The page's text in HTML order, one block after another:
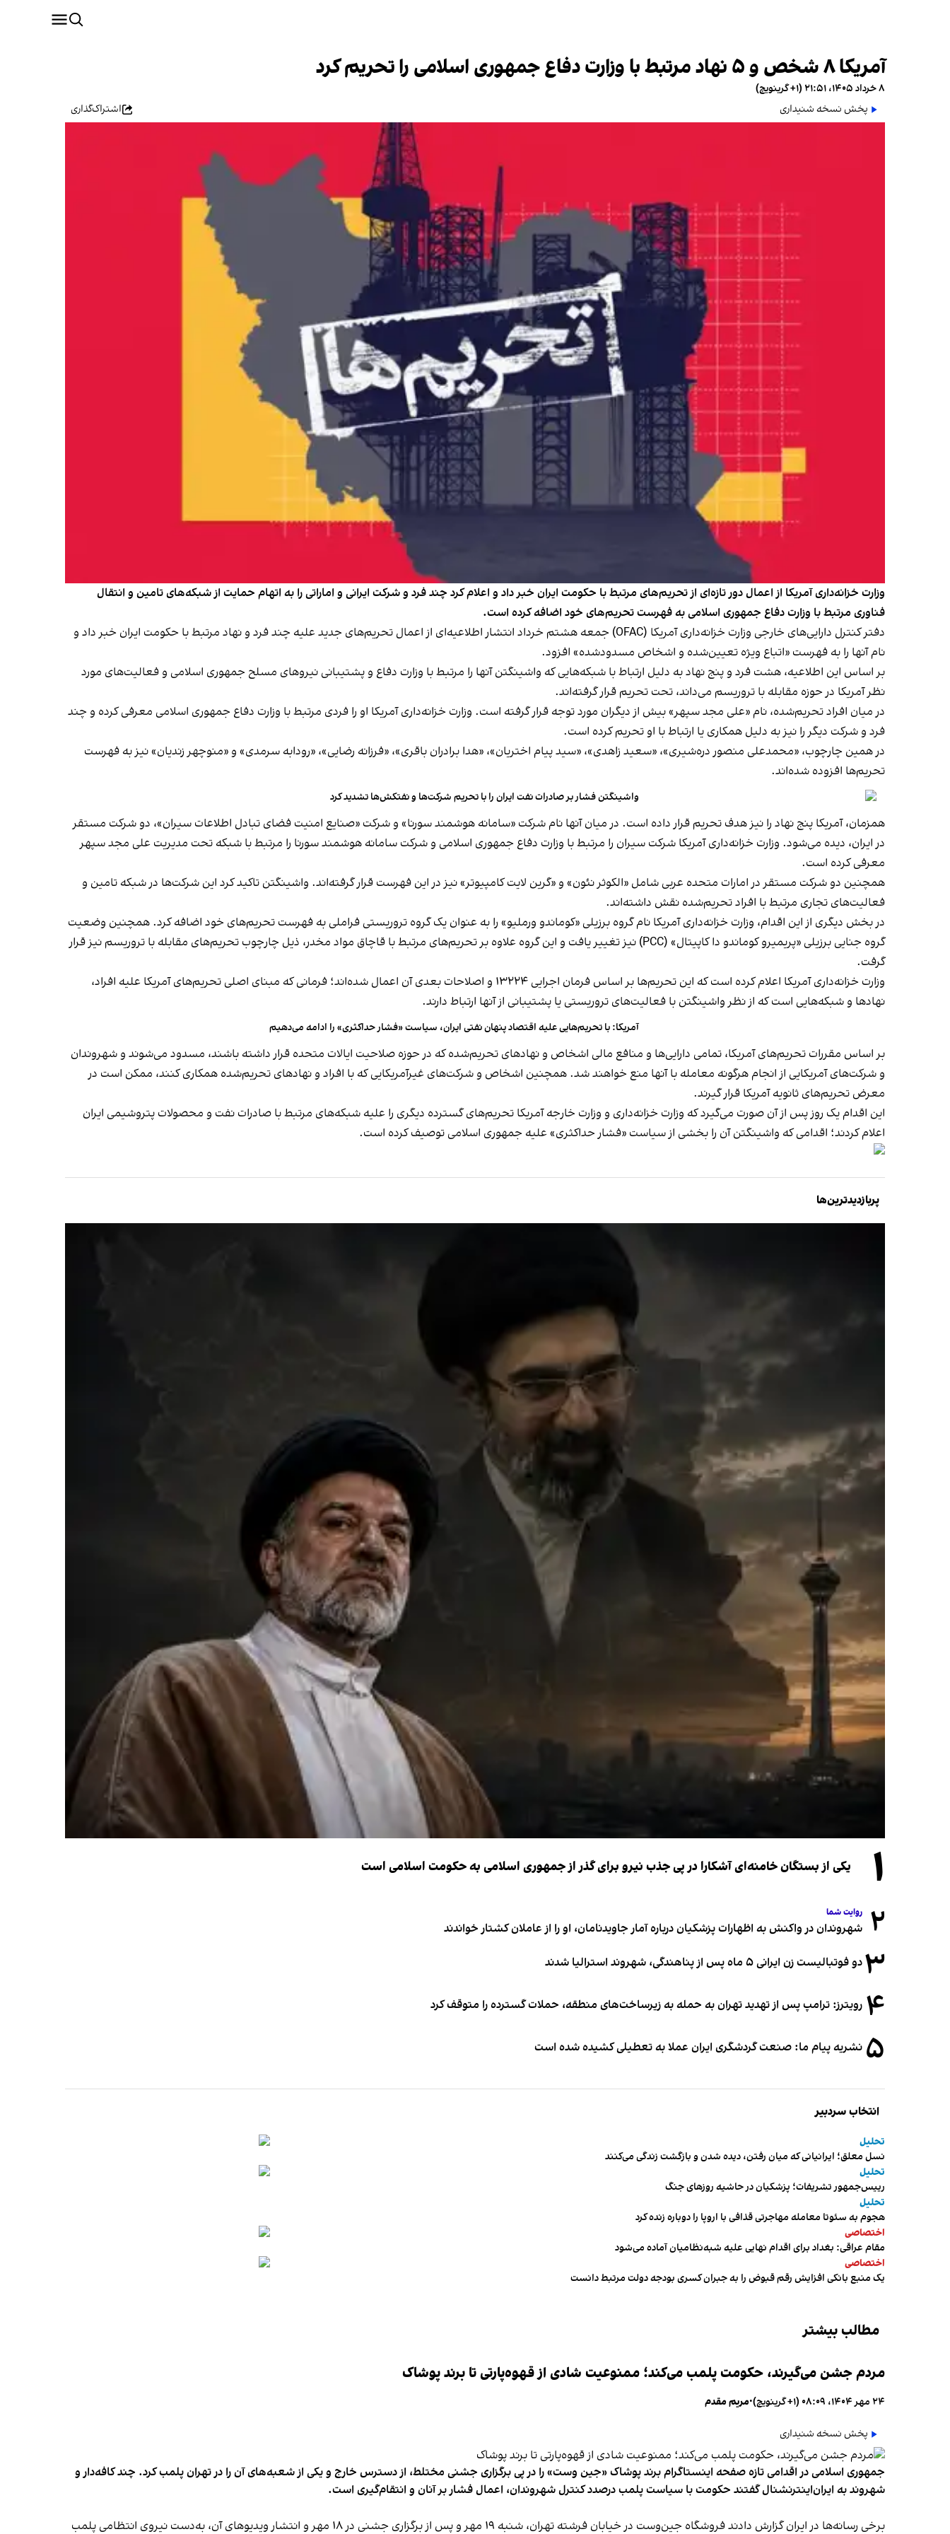
آمریکا ۸ شخص و ۵ نهاد مرتبط با وزارت دفاع جمهوری اسلامی را تحریم کرد
۸ خرداد ۱۴۰۵، ۲۱:۵۱ (‎+۱ گرینویچ)
پخش نسخه شنیداری
اشتراک‌گذاری
وزارت خزانه‌داری آمریکا از اعمال دور تازه‌ای از تحریم‌های مرتبط با حکومت ایران خبر داد و اعلام کرد چند فرد و شرکت ایرانی و اماراتی را به اتهام حمایت از شبکه‌های تامین و انتقال
فناوری مرتبط با وزارت دفاع جمهوری اسلامی به فهرست تحریم‌های خود اضافه کرده است.
دفتر کنترل دارایی‌های خارجی وزارت خزانه‌داری آمریکا (OFAC) جمعه هشتم خرداد انتشار اطلاعیه‌ای از اعمال تحریم‌های جدید علیه چند فرد و نهاد مرتبط با حکومت ایران خبر داد و
نام آنها را به فهرست «اتباع ویژه تعیین‌شده و اشخاص مسدودشده» افزود.
بر اساس این اطلاعیه، هشت فرد و پنج نهاد به دلیل ارتباط با شبکه‌هایی که واشینگتن آنها را مرتبط با وزارت دفاع و پشتیبانی نیروهای مسلح جمهوری اسلامی و فعالیت‌های مورد
نظر آمریکا در حوزه مقابله با تروریسم می‌داند، تحت تحریم قرار گرفته‌اند.
در میان افراد تحریم‌شده، نام «علی مجد سپهر» بیش از دیگران مورد توجه قرار گرفته است. وزارت خزانه‌داری آمریکا او را فردی مرتبط با وزارت دفاع جمهوری اسلامی معرفی کرده و چند
فرد و شرکت دیگر را نیز به دلیل همکاری یا ارتباط با او تحریم کرده است.
در همین چارچوب، «محمدعلی منصور دره‌شیری»، «سعید زاهدی»، «سید پیام اختریان»، «هدا برادران باقری»، «فرزانه رضایی»، «رودابه سرمدی» و «منوچهر زندیان» نیز به فهرست
تحریم‌ها افزوده شده‌اند.
واشینگتن فشار بر صادرات نفت ایران را با تحریم شرکت‌ها و نفتکش‌ها تشدید کرد
همزمان، آمریکا پنج نهاد را نیز هدف تحریم قرار داده است. در میان آنها نام شرکت «سامانه هوشمند سورنا» و شرکت «صنایع امنیت فضای تبادل اطلاعات سیران»، دو شرکت مستقر
در ایران، دیده می‌شود. وزارت خزانه‌داری آمریکا شرکت سیران را مرتبط با وزارت دفاع جمهوری اسلامی و شرکت سامانه هوشمند سورنا را مرتبط با شبکه تحت مدیریت علی مجد سپهر
معرفی کرده است.
همچنین دو شرکت مستقر در امارات متحده عربی شامل «الکوثر نئون» و «گرین لایت کامپیوتر» نیز در این فهرست قرار گرفته‌اند. واشینگتن تاکید کرد این شرکت‌ها در شبکه تامین و
فعالیت‌های تجاری مرتبط با افراد تحریم‌شده نقش داشته‌اند.
در بخش دیگری از این اقدام، وزارت خزانه‌داری آمریکا نام گروه برزیلی «کوماندو ورملیو» را به عنوان یک گروه تروریستی فراملی به فهرست تحریم‌های خود اضافه کرد. همچنین وضعیت
گروه جنایی برزیلی «پریمیرو کوماندو دا کاپیتال» (PCC) نیز تغییر یافت و این گروه علاوه بر تحریم‌های مرتبط با قاچاق مواد مخدر، ذیل چارچوب تحریم‌های مقابله با تروریسم نیز قرار
گرفت.
وزارت خزانه‌داری آمریکا اعلام کرده است که این تحریم‌ها بر اساس فرمان اجرایی ۱۳۲۲۴ و اصلاحات بعدی آن اعمال شده‌اند؛ فرمانی که مبنای اصلی تحریم‌های آمریکا علیه افراد،
نهادها و شبکه‌هایی است که از نظر واشینگتن با فعالیت‌های تروریستی یا پشتیبانی از آنها ارتباط دارند.
آمریکا: با تحریم‌هایی علیه اقتصاد پنهان نفتی ایران، سیاست «فشار حداکثری» را ادامه می‌دهیم
بر اساس مقررات تحریم‌های آمریکا، تمامی دارایی‌ها و منافع مالی اشخاص و نهادهای تحریم‌شده که در حوزه صلاحیت ایالات متحده قرار داشته باشند، مسدود می‌شوند و شهروندان
و شرکت‌های آمریکایی از انجام هرگونه معامله با آنها منع خواهند شد. همچنین اشخاص و شرکت‌های غیرآمریکایی که با افراد و نهادهای تحریم‌شده همکاری کنند، ممکن است در
معرض تحریم‌های ثانویه آمریکا قرار گیرند.
این اقدام یک روز پس از آن صورت می‌گیرد که وزارت خزانه‌داری و وزارت خارجه آمریکا تحریم‌های گسترده دیگری را علیه شبکه‌های مرتبط با صادرات نفت و محصولات پتروشیمی ایران
اعلام کردند؛ اقدامی که واشینگتن آن را بخشی از سیاست «فشار حداکثری» علیه جمهوری اسلامی توصیف کرده است.
پربازدیدترین‌ها
۱ یکی از بستگان خامنه‌ای آشکارا در پی جذب نیرو برای گذر از جمهوری اسلامی به حکومت اسلامی است
۲ روایت شما
شهروندان در واکنش به اظهارات پزشکیان درباره آمار جاویدنامان، او را از عاملان کشتار خواندند
۳دو فوتبالیست زن ایرانی ۵ ماه پس از پناهندگی، شهروند استرالیا شدند
۴ رویترز: ترامپ پس از تهدید تهران به حمله به زیرساخت‌های منطقه، حملات گسترده را متوقف کرد
۵ نشریه پیام ما: صنعت گردشگری ایران عملا به تعطیلی کشیده شده است
انتخاب سردبیر
تحلیل
نسل معلق؛ ایرانیانی که میان رفتن، دیده شدن و بازگشت زندگی می‌کنند
تحلیل
رییس‌جمهور تشریفات؛ پزشکیان در حاشیه روزهای جنگ
تحلیل
هجوم به سئوتا معامله مهاجرتی قذافی با اروپا را دوباره زنده کرد
اختصاصی
مقام عراقی: بغداد برای اقدام نهایی علیه شبه‌نظامیان آماده می‌شود
اختصاصی
یک منبع بانکی افزایش رقم قبوض را به جبران کسری بودجه دولت مرتبط دانست
مطالب بیشتر
مردم جشن می‌گیرند، حکومت پلمب می‌کند؛ ممنوعیت شادی از قهوه‌پارتی تا برند پوشاک
۲۴ مهر ۱۴۰۴، ۰۸:۰۹ (‎+۱ گرینویچ) •مریم مقدم
پخش نسخه شنیداری
جمهوری اسلامی در اقدامی تازه صفحه اینستاگرام برند پوشاک «جین وست» را در پی برگزاری جشنی مختلط، از دسترس خارج و یکی از شعبه‌های آن را در تهران پلمب کرد. چند کافه‌‌دار و
شهروند به ایران‌اینترنشنال گفتند حکومت با سیاست پلمب درصدد کنترل شهروندان، اعمال فشار بر آنان و انتقام‌گیری است.
برخی رسانه‌ها در ایران گزارش دادند فروشگاه جین‌وست در خیابان فرشته تهران، شنبه ۱۹ مهر و پس از برگزاری جشنی در ۱۸ مهر و انتشار ویدیوهای آن، به‌دست نیروی انتظامی پلمب